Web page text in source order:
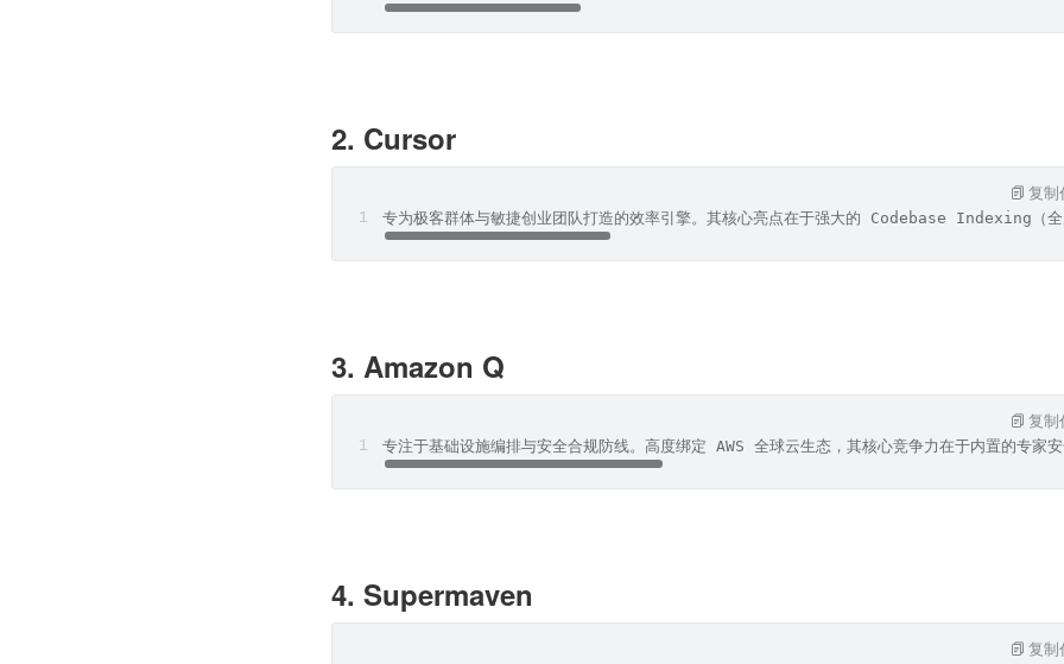
2. Cursor
专为极客群体与敏捷创业团队打造的效率引擎。其核心亮点在于强大的 Codebase Indexing（
复制
3. Amazon Q
专注于基础设施编排与安全合规防线。高度绑定 AWS 全球云生态，其核心竞争力在于内置的
复制
4. Supermaven
复制